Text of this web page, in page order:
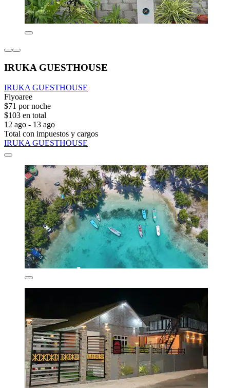
IRUKA GUESTHOUSE
IRUKA GUESTHOUSE
Fiyoaree
$71 por noche
$103 en total
12 ago - 13 ago
Total con impuestos y cargos
IRUKA GUESTHOUSE